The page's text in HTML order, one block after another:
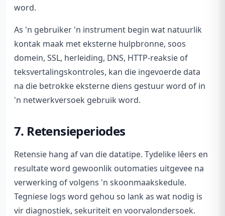
word.
As 'n gebruiker 'n instrument begin wat natuurlik
kontak maak met eksterne hulpbronne, soos
domein, SSL, herleiding, DNS, HTTP-reaksie of
teksvertalingskontroles, kan die ingevoerde data
na die betrokke eksterne diens gestuur word of in
'n netwerkversoek gebruik word.
7. Retensieperiodes
Retensie hang af van die datatipe. Tydelike lêers en
resultate word gewoonlik outomaties uitgevee na
verwerking of volgens 'n skoonmaakskedule.
Tegniese logs word gehou so lank as wat nodig is
vir diagnostiek, sekuriteit en voorvalondersoek.